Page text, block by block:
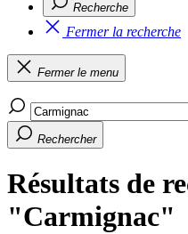
Recherche
Fermer la recherche
Fermer le menu
Rechercher
Résultats de
"Carmignac"